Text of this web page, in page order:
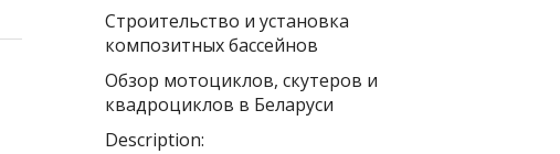
Строительство и установка
композитных бассейнов
Обзор мотоциклов, скутеров и
квадроциклов в Беларуси
Description: